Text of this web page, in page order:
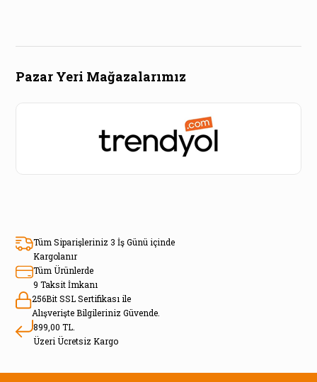
Pazar Yeri Mağazalarımız
Tüm Siparişleriniz 3 İş Günü içinde
Kargolanır
Tüm Ürünlerde
9 Taksit İmkanı
256Bit SSL Sertifikası ile
Alışverişte Bilgileriniz Güvende.
899,00 TL.
Üzeri Ücretsiz Kargo